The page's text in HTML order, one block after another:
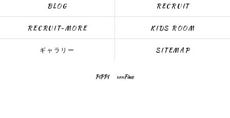
BLOG RECRUIT
RECRUIT-MORE KIDS ROOM
ギャラリー SITEMAP